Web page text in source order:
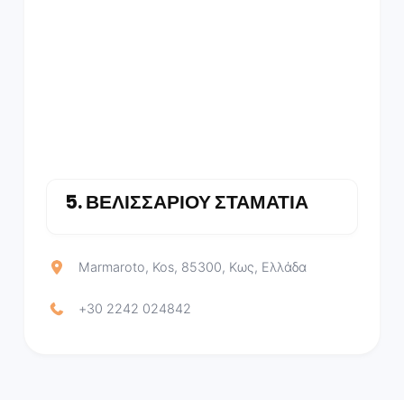
5.ΒΕΛΙΣΣΑΡΙΟΥ ΣΤΑΜΑΤΙΑ
Marmaroto, Kos, 85300, Κως, Ελλάδα
+30 2242 024842